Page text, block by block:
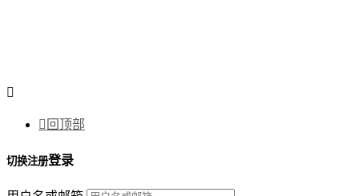

 回顶部
切换注册登录